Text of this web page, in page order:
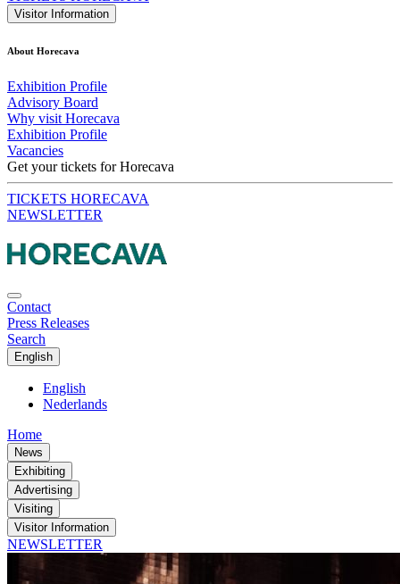
Visitor Information
About Horecava
Exhibition Profile
Advisory Board
Why visit Horecava
Exhibition Profile
Vacancies
Get your tickets for Horecava
TICKETS HORECAVA
NEWSLETTER
Contact
Press Releases
Search
English
English
Nederlands
Home
News
Exhibiting
Advertising
Visiting
Visitor Information
NEWSLETTER